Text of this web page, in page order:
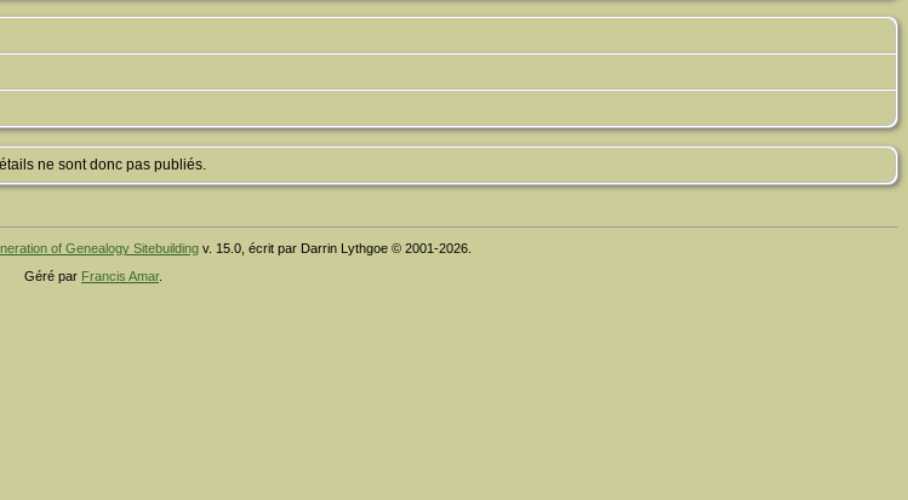
ne sont donc pas publiés.
of Genealogy Sitebuildingv. 15.0, écrit par Darrin Lythgoe © 2001-2026.
Géré par Francis Amar.